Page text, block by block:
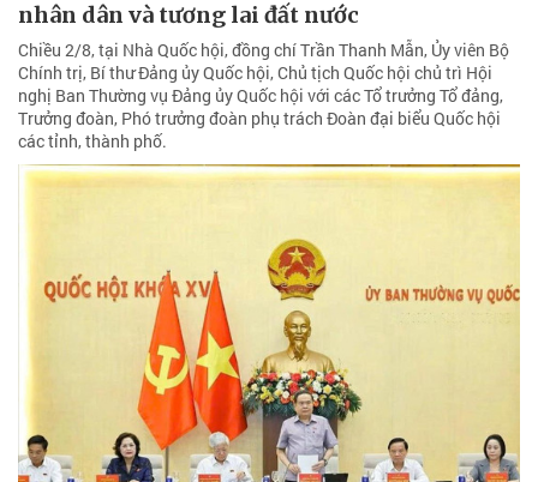
nhân dân và tương lai đất nước
Chiều 2/8, tại Nhà Quốc hội, đồng chí Trần Thanh Mẫn, Ủy viên Bộ
Chính trị, Bí thư Đảng ủy Quốc hội, Chủ tịch Quốc hội chủ trì Hội
nghị Ban Thường vụ Đảng ủy Quốc hội với các Tổ trưởng Tổ đảng,
Trưởng đoàn, Phó trưởng đoàn phụ trách Đoàn đại biểu Quốc hội
các tỉnh, thành phố.